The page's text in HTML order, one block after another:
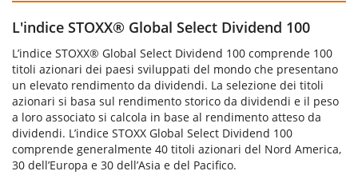
L'indice STOXX® Global Select Dividend 100
L’indice STOXX® Global Select Dividend 100 comprende 100
titoli azionari dei paesi sviluppati del mondo che presentano
un elevato rendimento da dividendi. La selezione dei titoli
azionari si basa sul rendimento storico da dividendi e il peso
a loro associato si calcola in base al rendimento atteso da
dividendi. L’indice STOXX Global Select Dividend 100
comprende generalmente 40 titoli azionari del Nord America,
30 dell’Europa e 30 dell’Asia e del Pacifico.